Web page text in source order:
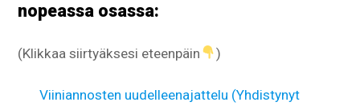
nopeassa osassa:
(Klikkaa siirtyäksesi eteenpäin )
Viiniannosten uudelleenajattelu (Yhdistynyt